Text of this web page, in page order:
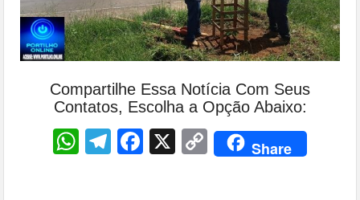
Compartilhe Essa Notícia Com Seus
Contatos, Escolha a Opção Abaixo:
WhatsApp
Telegram
Facebook
X CopyShare